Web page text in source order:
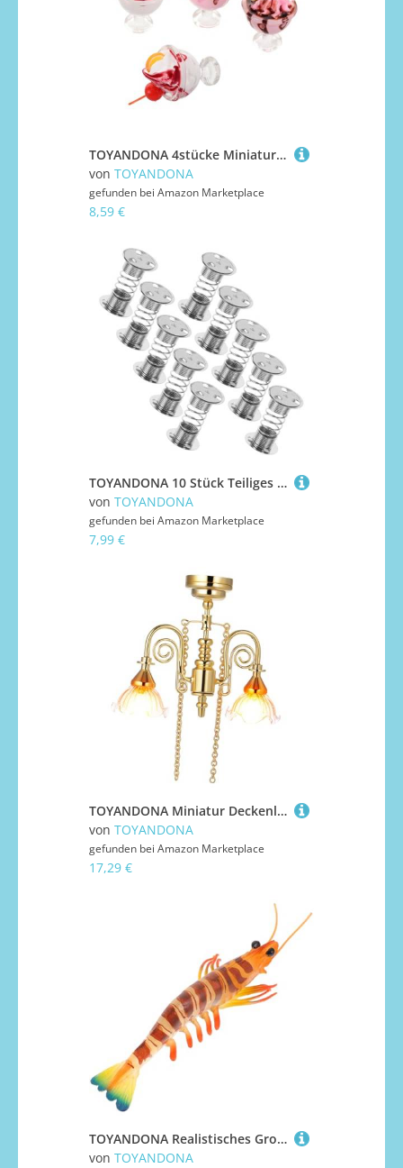
TOYANDONA 4stücke Miniatur-puppenhaus-Eiscreme-Dekoration DIY-mini-lebensmittelzubehör Realistische Kleine Eiscreme-Modelle Mikro-landschaftsdekor Für Junge Mädchen Rollenspiel-Spielzeug
von TOYANDONA
gefunden bei Amazon Marketplace
8,59 €
TOYANDONA 10 Stück Teiliges Metall Auto Armaturenbrett Federständer Federbasis für DIY Wackelkopf Puppen Stabile Flexible Feder für Kopf Schütteln Auto Dekoration
von TOYANDONA
gefunden bei Amazon Marketplace
7,99 €
TOYANDONA Miniatur Deckenlampe mit Funktionierendem LED Licht Elegante Puppenhaus Beleuchtung Warmes Licht für Kleine Möbel und Miniatur Dekoration Vielseitig für Puppenhäuser und Mini
von TOYANDONA
gefunden bei Amazon Marketplace
17,29 €
TOYANDONA Realistisches Großes Garnelenmodell Dekorationsfigur Lebensechte Meerestier Simulation Kinderzimmer Deko Lernspielzeug Kognitives Meeres Tier
von TOYANDONA